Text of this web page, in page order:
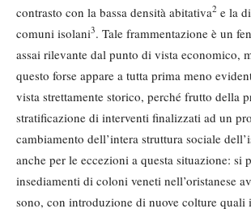
contrasto con la bassa densità abitativa2 e la
comuni isolani3. Tale frammentazione è un
assai rilevante dal punto di vista economico,
questo forse appare a tutta prima meno
vista strettamente storico, perché frutto della
stratificazione di interventi finalizzati ad un
cambiamento dell’intera struttura sociale
anche per le eccezioni a questa situazione: si
insediamenti di coloni veneti nell’oristanese
sono, con introduzione di nuove colture quali